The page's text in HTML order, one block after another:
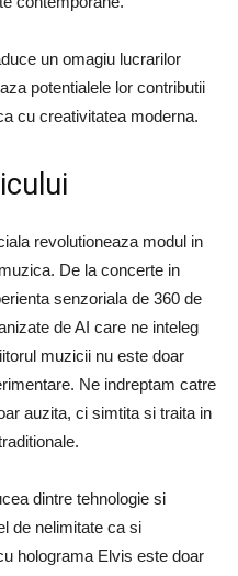
un omagiu lucrarilor
potentialele lor contributii
cu creativitatea moderna.
revolutioneaza modul in
De la concerte in
senzoriala de 360 ​​de
de AI care ne inteleg
muzicii nu este doar
Ne indreptam catre
auzita, ci simtita si traita in
dintre tehnologie si
de nelimitate ca si
holograma Elvis este doar